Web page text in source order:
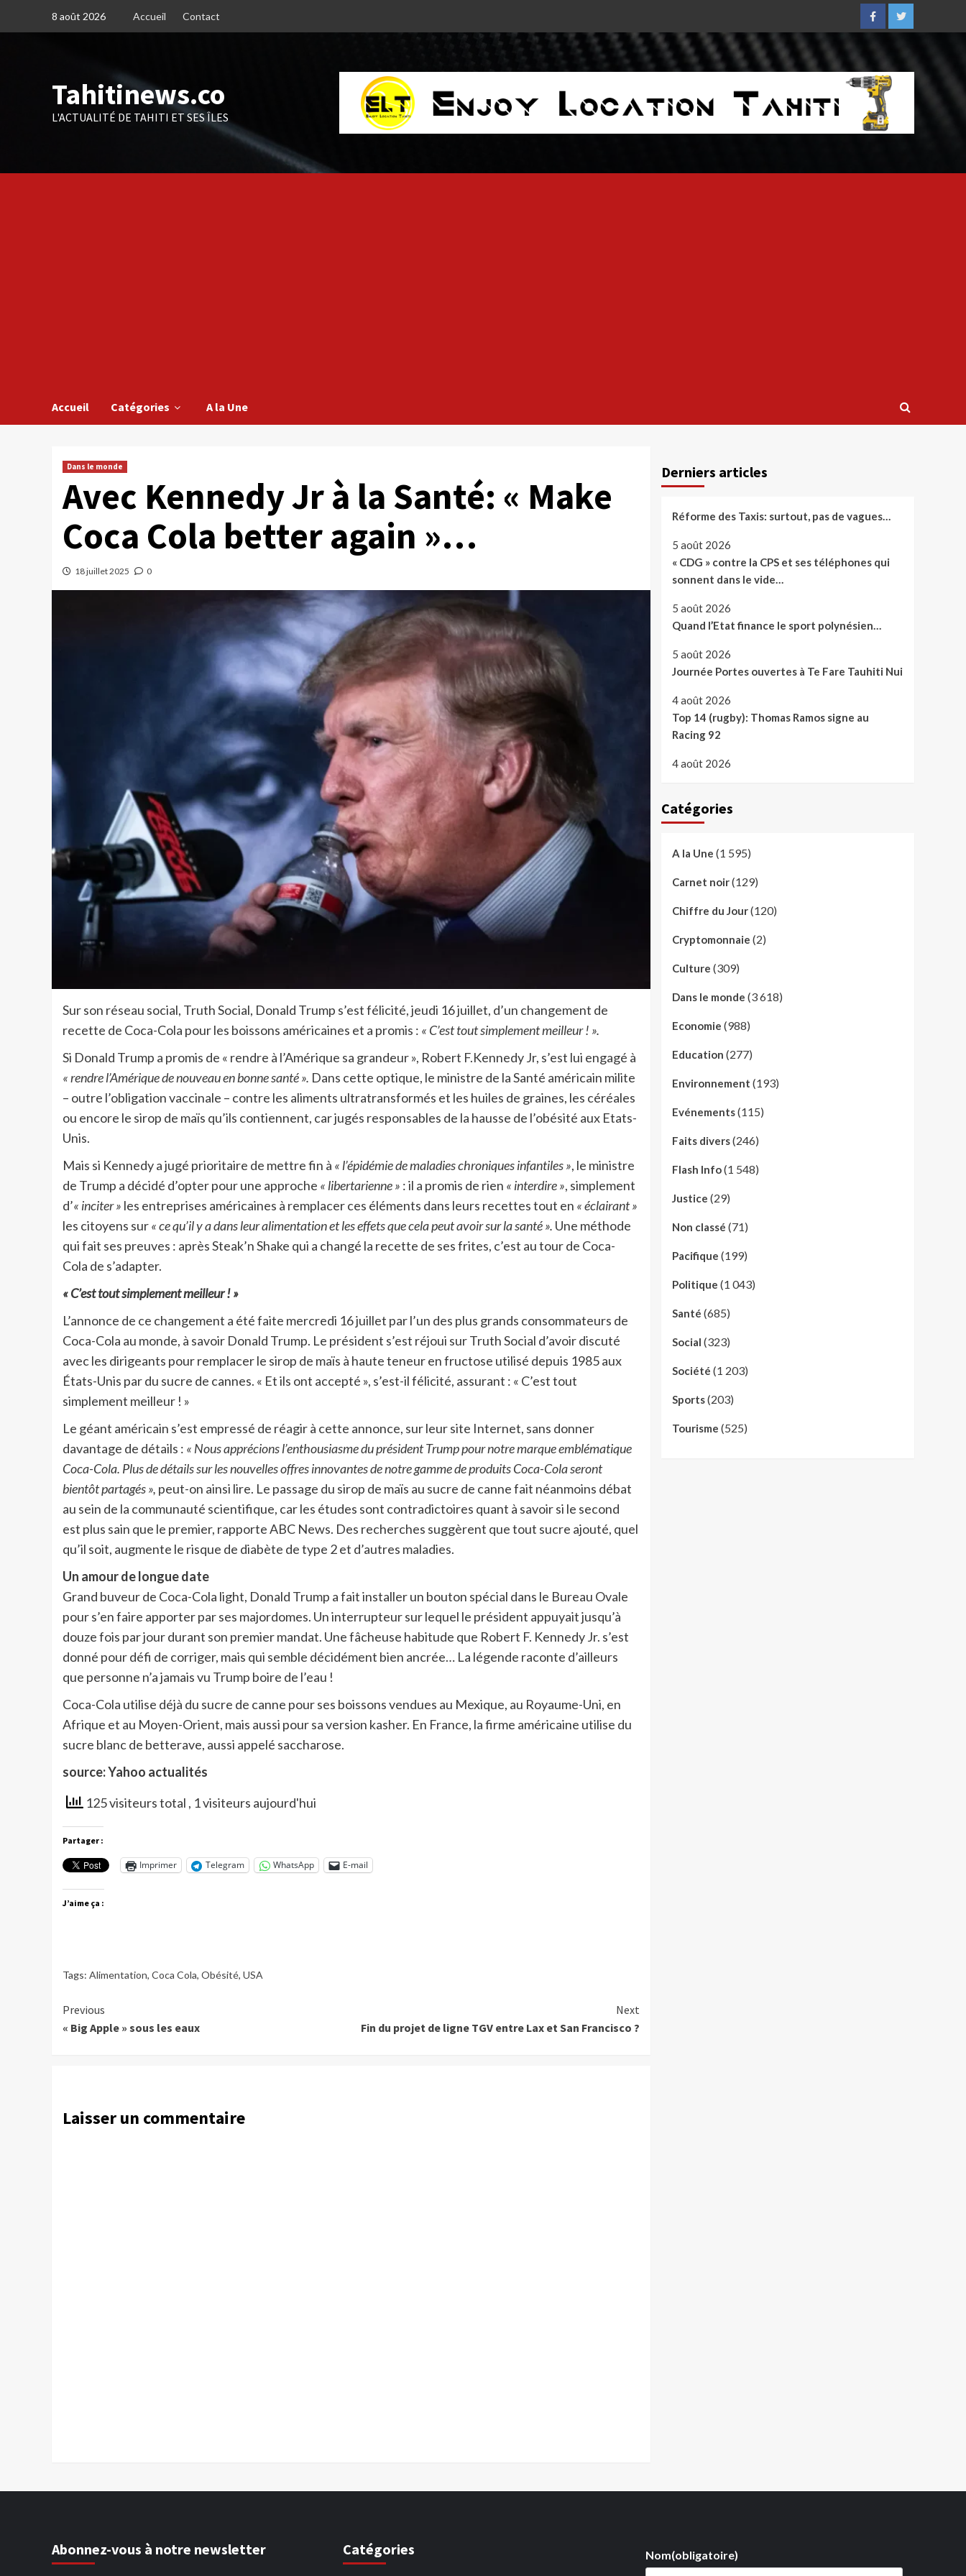
8 août 2026 Accueil Contact
FacebookTwitter
Tahitinews.co
L'ACTUALITÉ DE TAHITI ET SES ÎLES
Accueil Catégories A la Une
Dans le monde
Avec Kennedy Jr à la Santé: « Make
Coca Cola better again »…
18 juillet 2025 0
Sur son réseau social, Truth Social, Donald Trump s’est félicité, jeudi 16 juillet, d’un changement de
recette de Coca-Cola pour les boissons américaines et a promis : « C’est tout simplement meilleur ! ».
Si Donald Trump a promis de « rendre à l’Amérique sa grandeur », Robert F.Kennedy Jr, s’est lui engagé à
« rendre l’Amérique de nouveau en bonne santé ». Dans cette optique, le ministre de la Santé américain milite
– outre l’obligation vaccinale – contre les aliments ultratransformés et les huiles de graines, les céréales
ou encore le sirop de maïs qu’ils contiennent, car jugés responsables de la hausse de l’obésité aux Etats-
Unis.
Mais si Kennedy a jugé prioritaire de mettre fin à « l’épidémie de maladies chroniques infantiles », le ministre
de Trump a décidé d’opter pour une approche « libertarienne » : il a promis de rien « interdire », simplement
d’« inciter » les entreprises américaines à remplacer ces éléments dans leurs recettes tout en « éclairant »
les citoyens sur« ce qu’il y a dans leur alimentation et les effets que cela peut avoir sur la santé ». Une méthode
qui fait ses preuves : après Steak’n Shake qui a changé la recette de ses frites, c’est au tour de Coca-
Cola de s’adapter.
« C’est tout simplement meilleur ! »
L’annonce de ce changement a été faite mercredi 16 juillet par l’un des plus grands consommateurs de
Coca-Cola au monde, à savoir Donald Trump. Le président s’est réjoui sur Truth Social d’avoir discuté
avec les dirigeants pour remplacer le sirop de maïs à haute teneur en fructose utilisé depuis 1985 aux
États-Unis par du sucre de cannes. « Et ils ont accepté », s’est-il félicité, assurant : « C’est tout
simplement meilleur ! »
Le géant américain s’est empressé de réagir à cette annonce, sur leur site Internet, sans donner
davantage de détails : « Nous apprécions l’enthousiasme du président Trump pour notre marque emblématique
Coca-Cola. Plus de détails sur les nouvelles offres innovantes de notre gamme de produits Coca-Cola seront
bientôt partagés », peut-on ainsi lire. Le passage du sirop de maïs au sucre de canne fait néanmoins débat
au sein de la communauté scientifique, car les études sont contradictoires quant à savoir si le second
est plus sain que le premier, rapporte ABC News. Des recherches suggèrent que tout sucre ajouté, quel
qu’il soit, augmente le risque de diabète de type 2 et d’autres maladies.
Un amour de longue date
Grand buveur de Coca-Cola light, Donald Trump a fait installer un bouton spécial dans le Bureau Ovale
pour s’en faire apporter par ses majordomes. Un interrupteur sur lequel le président appuyait jusqu’à
douze fois par jour durant son premier mandat. Une fâcheuse habitude que Robert F. Kennedy Jr. s’est
donné pour défi de corriger, mais qui semble décidément bien ancrée… La légende raconte d’ailleurs
que personne n’a jamais vu Trump boire de l’eau !
Coca-Cola utilise déjà du sucre de canne pour ses boissons vendues au Mexique, au Royaume-Uni, en
Afrique et au Moyen-Orient, mais aussi pour sa version kasher. En France, la firme américaine utilise du
sucre blanc de betterave, aussi appelé saccharose.
source: Yahoo actualités
125 visiteurs total , 1 visiteurs aujourd'hui
Partager :
Imprimer Telegram WhatsApp E-mail
J’aime ça :
Tags: Alimentation, Coca Cola, Obésité, USA
Continue
Reading
Previous
« Big Apple » sous les eaux
Next
Fin du projet de ligne TGV entre Lax et San Francisco ?
Laisser un commentaire
Derniers articles
Réforme des Taxis: surtout, pas de vagues…
5 août 2026
« CDG » contre la CPS et ses téléphones qui
sonnent dans le vide…
5 août 2026
Quand l’Etat finance le sport polynésien…
5 août 2026
Journée Portes ouvertes à Te Fare Tauhiti Nui
4 août 2026
Top 14 (rugby): Thomas Ramos signe au
Racing 92
4 août 2026
Catégories
A la Une (1 595)
Carnet noir(129)
Chiffre du Jour(120)
Cryptomonnaie (2)
Culture (309)
Dans le monde (3 618)
Economie (988)
Education (277)
Environnement (193)
Evénements(115)
Faits divers(246)
Flash Info(1 548)
Justice (29)
Non classé (71)
Pacifique (199)
Politique (1 043)
Santé (685)
Social (323)
Société (1 203)
Sports(203)
Tourisme (525)
Abonnez-vous à notre newsletter Catégories Nom(obligatoire)